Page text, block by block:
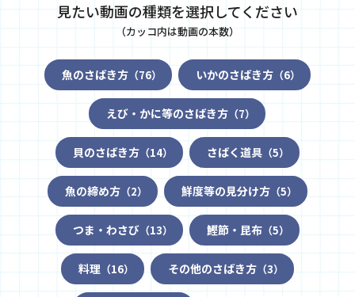
見たい動画の種類を選択してください
（カッコ内は動画の本数）
魚のさばき方（76） いかのさばき方（6）
えび・かに等のさばき方 （7）
貝のさばき方（14） さばく道具（5）
魚の締め方（2） 鮮度等の見分け方（5）
つま・わさび（13） 鰹節・昆布（5）
料理 （16） その他のさばき方（3）